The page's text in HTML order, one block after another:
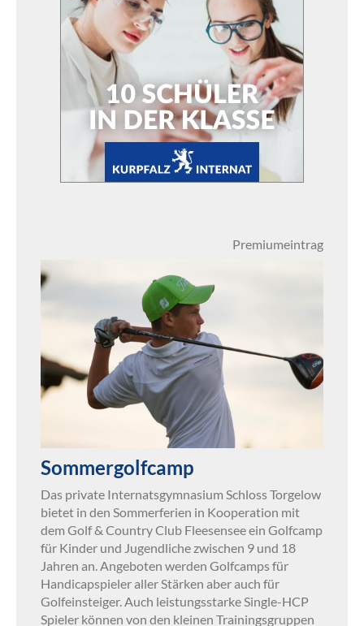
Premiumeintrag
Sommergolfcamp
Das private Internatsgymnasium Schloss Torgelow
bietet in den Sommerferien in Kooperation mit
dem Golf & Country Club Fleesensee ein Golfcamp
für Kinder und Jugendliche zwischen 9 und 18
Jahren an. Angeboten werden Golfcamps für
Handicapspieler aller Stärken aber auch für
Golfeinsteiger. Auch leistungsstarke Single-HCP
Spieler können von den kleinen Trainingsgruppen